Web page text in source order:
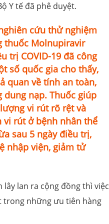
Y tế đã phê duyệt.
cứu thử nghiệm
thuốc Molnupiravir
trị COVID-19 đã công
số quốc gia cho thấy,
quan về tính an toàn,
dung nạp. Thuốc giúp
vi rút rõ rệt và
vi rút ở bệnh nhân thể
sau 5 ngày điều trị,
nhập viện, giảm tử
lan ra cộng đồng thì việc
trong những ưu tiên hàng